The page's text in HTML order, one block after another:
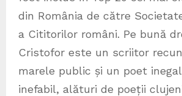
din România de către
a Cititorilor români. Pe bună
Cristofor este un scriitor
marele public și un poet
inefabil, alături de poeții